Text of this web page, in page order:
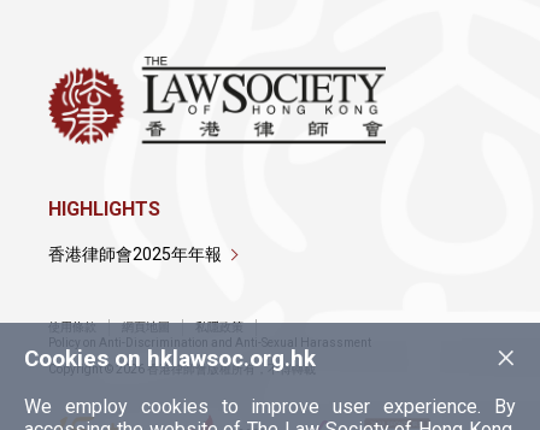
×
Cookies on hklawsoc.org.hk
We employ cookies to improve user experience. By
HIGHLIGHTS
香港律師會2025年年報
使用條款 網頁地圖
私隱政策
Policy on Anti-Discrimination and Anti-Sexual Harassment
Copyright © 2026 香港律師會版權所有，不得轉載